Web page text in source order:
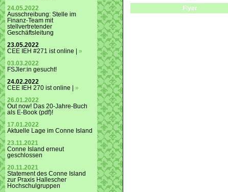
24.05.2022
Ausschreibung: Stelle im
Finanz-Team mit
stellvertretender
Geschäftsleitung
23.05.2022
CEE IEH #271 ist online | »
03.03.2022
FSJler:in gesucht!
24.02.2022
CEE IEH 270 ist online | »
26.01.2022
Out now! Das 20-Jahre-Buch
als E-Book (pdf)!
17.01.2022
Aktuelle Lage im Conne Island
23.11.2021
Conne Island erneut
geschlossen
20.11.2021
Statement des Conne Island
zur Praxis Hallescher
Hochschulgruppen
Flyer